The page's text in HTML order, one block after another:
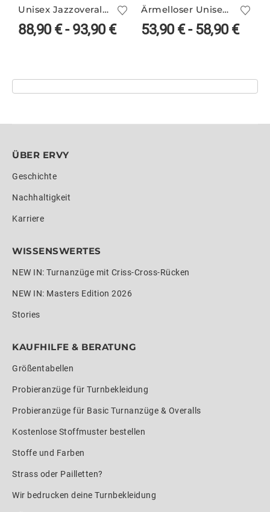
Unisex Jazzoverall Langarm in vielen Farben
88,90€-93,90€
Ärmelloser Unisex Catsuit mit Stehbund – viele Farben
53,90€-58,90€
ÜBER ERVY
Geschichte
Nachhaltigkeit
Karriere
WISSENSWERTES
NEW IN: Turnanzüge mit Criss-Cross-Rücken
NEW IN: Masters Edition 2026
Stories
KAUFHILFE & BERATUNG
Größentabellen
Probieranzüge für Turnbekleidung
Probieranzüge für Basic Turnanzüge & Overalls
Kostenlose Stoffmuster bestellen
Stoffe und Farben
Strass oder Pailletten?
Wir bedrucken deine Turnbekleidung